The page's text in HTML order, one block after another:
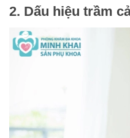
2. Dấu hiệu trầm